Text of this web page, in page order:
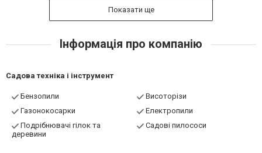
Показати ще
Інформація про компанію
Садова техніка і інструмент
Бензопили
Висоторізи
Газонокосарки
Електропили
Подрібнювачі гілок та
деревини
Садові пилососи